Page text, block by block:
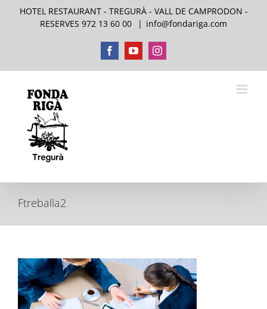
HOTEL RESTAURANT - TREGURÀ - VALL DE CAMPRODON -
RESERVES 972 13 60 00
| info@fondariga.com
FacebookYouTubeInstagram
Ftreballa2